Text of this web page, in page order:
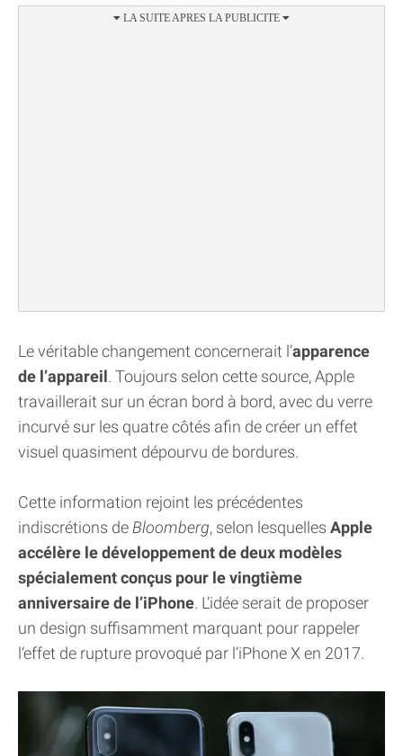
Le véritable changement concernerait l’apparence
de l’appareil. Toujours selon cette source, Apple
travaillerait sur un écran bord à bord, avec du verre
incurvé sur les quatre côtés afin de créer un effet
visuel quasiment dépourvu de bordures.
Cette information rejoint les précédentes
indiscrétions de Bloomberg, selon lesquelles Apple
accélère le développement de deux modèles
spécialement conçus pour le vingtième
anniversaire de l’iPhone. L’idée serait de proposer
un design suffisamment marquant pour rappeler
l’effet de rupture provoqué par l’iPhone X en 2017.